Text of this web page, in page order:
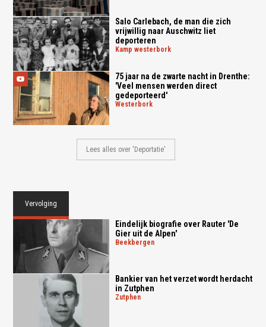
Salo Carlebach, de man die zich
vrijwillig naar Auschwitz liet
deporteren
kamp westerbork
75 jaar na de zwarte nacht in Drenthe:
'Veel mensen werden direct
gedeporteerd'
westerbork
Lees alles over 'Deportatie'
Vervolging
Eindelijk biografie over Rauter 'De
Gier uit de Alpen'
beekbergen
Bankier van het verzet wordt herdacht
in Zutphen
zutphen